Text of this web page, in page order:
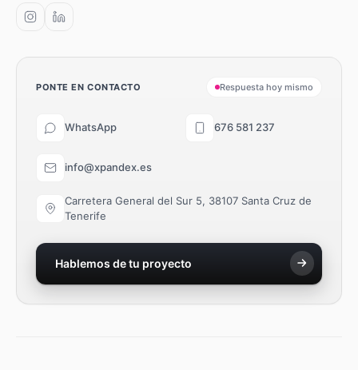
PONTE EN CONTACTO Respuesta hoy mismo
WhatsApp 676 581 237
info@xpandex.es
Carretera General del Sur 5, 38107 Santa Cruz de
Tenerife
Hablemos de tu proyecto